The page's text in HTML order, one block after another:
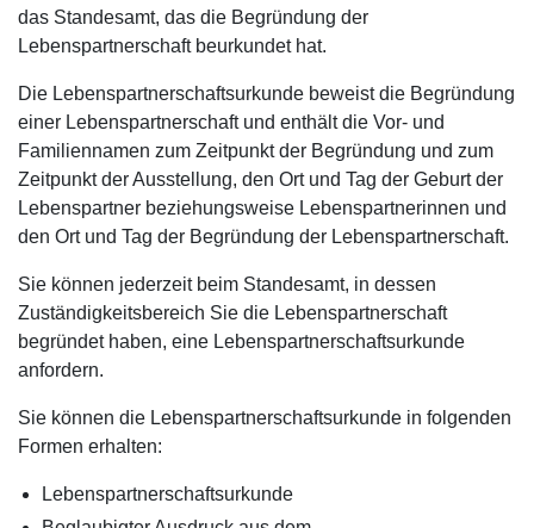
das Standesamt, das die Begründung der
Lebenspartnerschaft beurkundet hat.
Die Lebenspartnerschaftsurkunde beweist die Begründung
einer Lebenspartnerschaft und enthält die Vor- und
Familiennamen zum Zeitpunkt der Begründung und zum
Zeitpunkt der Ausstellung, den Ort und Tag der Geburt der
Lebenspartner beziehungsweise Lebenspartnerinnen und
den Ort und Tag der Begründung der Lebenspartnerschaft.
Sie können jederzeit beim Standesamt, in dessen
Zuständigkeitsbereich Sie die Lebenspartnerschaft
begründet haben, eine Lebenspartnerschaftsurkunde
anfordern.
Sie können die Lebenspartnerschaftsurkunde in folgenden
Formen erhalten:
Lebenspartnerschaftsurkunde